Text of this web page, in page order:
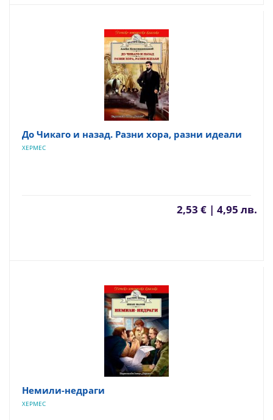
До Чикаго и назад. Разни хора, разни идеали
ХЕРМЕС
2,53 € | 4,95 лв.
Немили-недраги
ХЕРМЕС